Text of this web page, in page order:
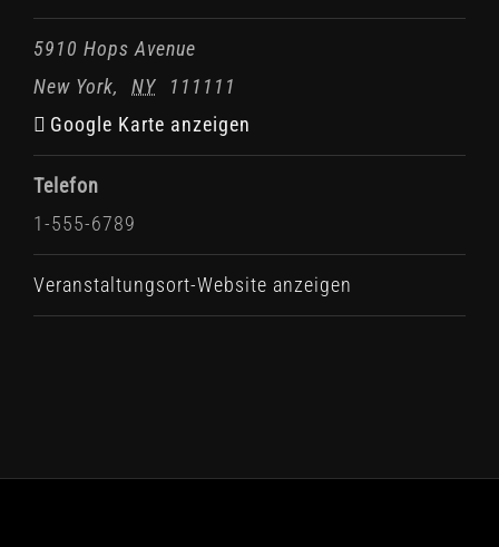
5910 Hops Avenue
New York, NY
111111
Google Karte anzeigen
Telefon
1-555-6789
Veranstaltungsort-Website anzeigen